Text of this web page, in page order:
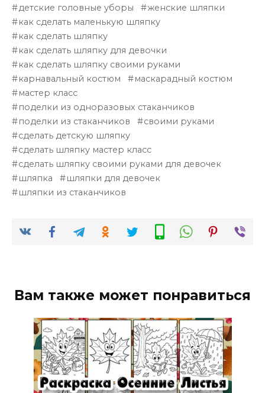
детские головные уборы
женские шляпки
как сделать маленькую шляпку
как сделать шляпку
как сделать шляпку для девочки
как сделать шляпку своими руками
карнавальный костюм
маскарадный костюм
мастер класс
поделки из одноразовых стаканчиков
поделки из стаканчиков
своими руками
сделать детскую шляпку
сделать шляпку мастер класс
сделать шляпку своими руками для девочек
шляпка
шляпки для девочек
шляпки из стаканчиков
Вам также может понравиться